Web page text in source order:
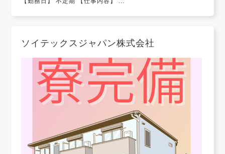
ソイテックスジャパン株式会社